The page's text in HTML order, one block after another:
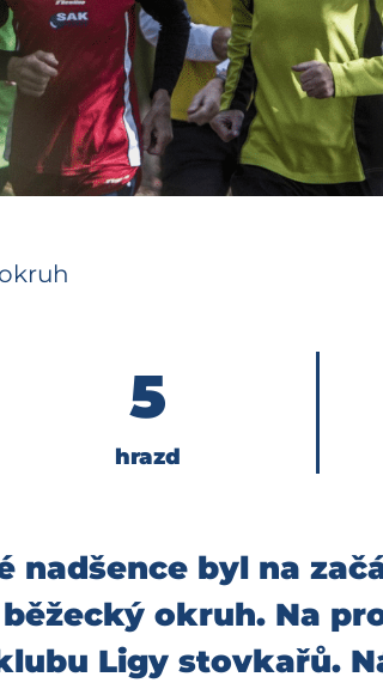
5
hrazd
nadšence byl na
okruh. Na
Ligy stovkařů.